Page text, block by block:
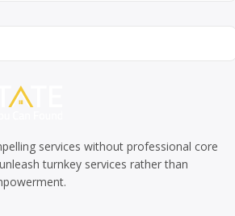
services without professional core
turnkey services rather than